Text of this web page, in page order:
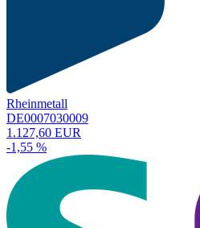
Rheinmetall
DE0007030009
1.127,60 EUR
-1,55 %